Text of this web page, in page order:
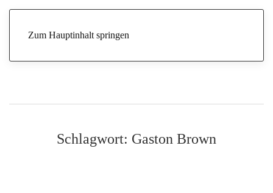
Zum Hauptinhalt springen
Schlagwort: Gaston Brown